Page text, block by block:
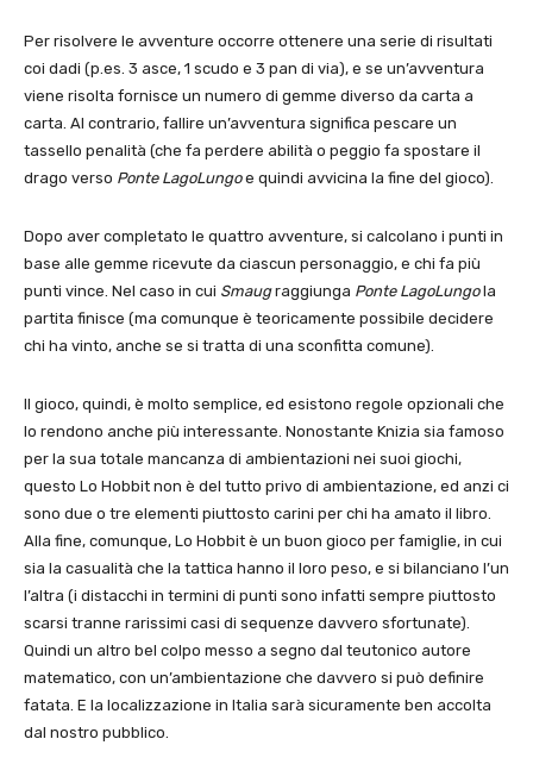
Per risolvere le avventure occorre ottenere una serie di risultati
coi dadi (p.es. 3 asce, 1 scudo e 3 pan di via), e se un’avventura
viene risolta fornisce un numero di gemme diverso da carta a
carta. Al contrario, fallire un’avventura significa pescare un
tassello penalità (che fa perdere abilità o peggio fa spostare il
drago verso Ponte LagoLungoe quindi avvicina la fine del gioco).
Dopo aver completato le quattro avventure, si calcolano i punti in
base alle gemme ricevute da ciascun personaggio, e chi fa più
punti vince. Nel caso in cui Smaugraggiunga Ponte LagoLungola
partita finisce (ma comunque è teoricamente possibile decidere
chi ha vinto, anche se si tratta di una sconfitta comune).
Il gioco, quindi, è molto semplice, ed esistono regole opzionali che
lo rendono anche più interessante. Nonostante Knizia sia famoso
per la sua totale mancanza di ambientazioni nei suoi giochi,
questo Lo Hobbit non è del tutto privo di ambientazione, ed anzi ci
sono due o tre elementi piuttosto carini per chi ha amato il libro.
Alla fine, comunque, Lo Hobbit è un buon gioco per famiglie, in cui
sia la casualità che la tattica hanno il loro peso, e si bilanciano l’un
l’altra (i distacchi in termini di punti sono infatti sempre piuttosto
scarsi tranne rarissimi casi di sequenze davvero sfortunate).
Quindi un altro bel colpo messo a segno dal teutonico autore
matematico, con un’ambientazione che davvero si può definire
fatata. E la localizzazione in Italia sarà sicuramente ben accolta
dal nostro pubblico.